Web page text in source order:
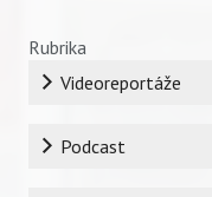
Rubrika
Videoreportáže
Podcast